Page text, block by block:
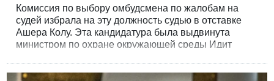
Комиссия по выбору омбудсмена по жалобам на
судей избрала на эту должность судью в отставке
Ашера Колу. Эта кандидатура была выдвинута
министром по охране окружающей среды Идит